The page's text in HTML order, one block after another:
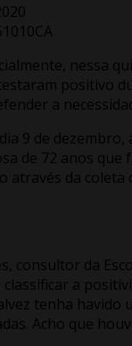
nessa
positivo
a
9 de
de 72 anos
através da
consultor da
classificar a
tenha
Acho que